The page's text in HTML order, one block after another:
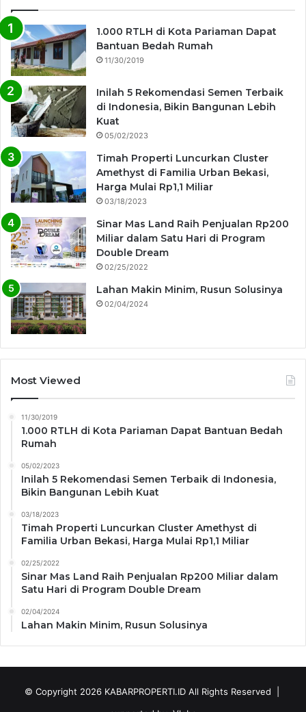
1.000 RTLH di Kota Pariaman Dapat
Bantuan Bedah Rumah
11/30/2019
Inilah 5 Rekomendasi Semen Terbaik
di Indonesia, Bikin Bangunan Lebih
Kuat
05/02/2023
Timah Properti Luncurkan Cluster
Amethyst di Familia Urban Bekasi,
Harga Mulai Rp1,1 Miliar
03/18/2023
Sinar Mas Land Raih Penjualan Rp200
Miliar dalam Satu Hari di Program
Double Dream
02/25/2022
Lahan Makin Minim, Rusun Solusinya
02/04/2024
Most Viewed
11/30/2019
1.000 RTLH di Kota Pariaman Dapat Bantuan Bedah
Rumah
05/02/2023
Inilah 5 Rekomendasi Semen Terbaik di Indonesia,
Bikin Bangunan Lebih Kuat
03/18/2023
Timah Properti Luncurkan Cluster Amethyst di
Familia Urban Bekasi, Harga Mulai Rp1,1 Miliar
02/25/2022
Sinar Mas Land Raih Penjualan Rp200 Miliar dalam
Satu Hari di Program Double Dream
02/04/2024
Lahan Makin Minim, Rusun Solusinya
© Copyright 2026 KABARPROPERTI.IDAll Rights Reserved |